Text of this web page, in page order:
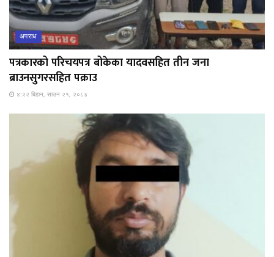
अपराध
पत्रकारको परिचयपत्र बोकेका यादवसहित तीन जना
ब्राउनसुगरसहित पक्राउ
४:२२ बिहान, साउन २१, २०८३